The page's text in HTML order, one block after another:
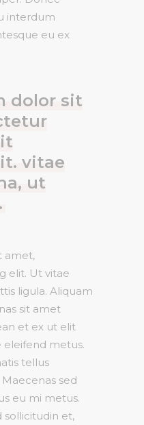
interdum
eu ex
dolor sit
vitae
ut
amet,
elit. Ut vitae
ligula. Aliquam
sit amet
et ex ut elit
metus.
tellus
sed
eu mi metus.
sollicitudin et,